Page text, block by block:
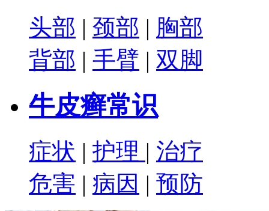
头部 | 颈部 | 胸部
背部 | 手臂 | 双脚
牛皮癣常识
症状 | 护理 | 治疗
危害 | 病因 | 预防